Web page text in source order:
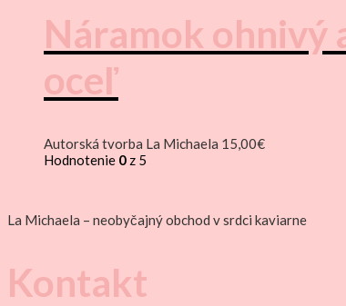
Náramok ohnivý
oceľ
Autorská tvorba La Michaela 15,00€
Hodnotenie 0 z 5
La Michaela – neobyčajný obchod v srdci kaviarne
Kontakt